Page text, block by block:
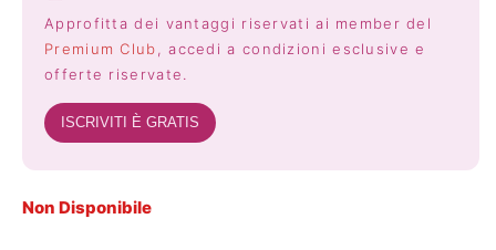
Approfitta dei vantaggi riservati ai member del
Premium Club, accedi a condizioni esclusive e
offerte riservate.
ISCRIVITI È GRATIS
Non Disponibile